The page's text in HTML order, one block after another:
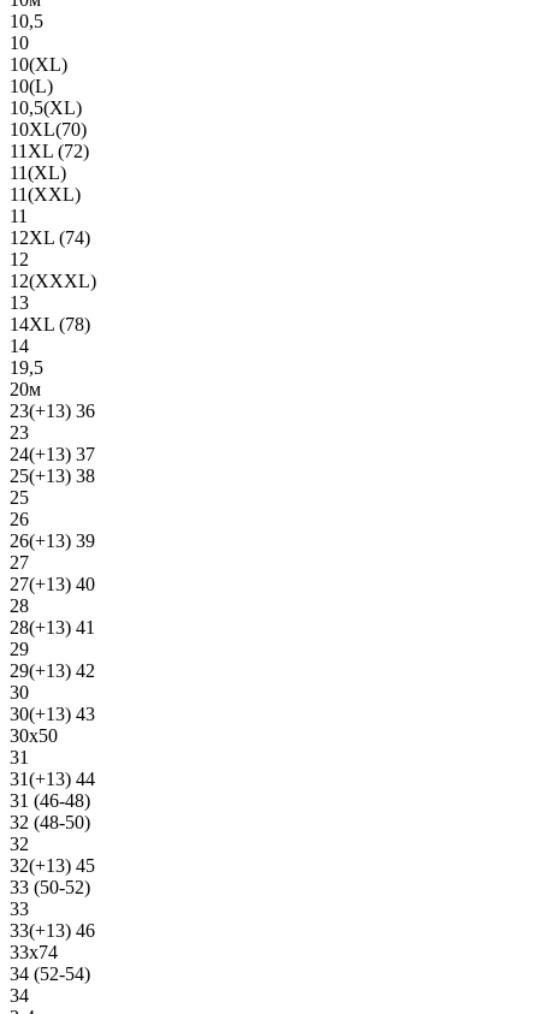
10,5
10
10(XL)
10(L)
10,5(XL)
10XL(70)
11XL (72)
11(XL)
11(XXL)
11
12XL (74)
12
12(ХХХL)
13
14XL (78)
14
19,5
20м
23(+13) 36
23
24(+13) 37
25(+13) 38
25
26
26(+13) 39
27
27(+13) 40
28
28(+13) 41
29
29(+13) 42
30
30(+13) 43
30х50
31
31(+13) 44
31 (46-48)
32 (48-50)
32
32(+13) 45
33 (50-52)
33
33(+13) 46
33х74
34 (52-54)
34